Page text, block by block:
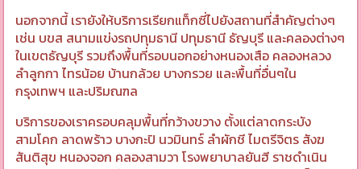
นอกจากนี้ เรายังให้บริการเรียกแท็กซี่ไปยังสถานที่สำคัญต่างๆ
เช่น บขส สนามแข่งรถปทุมธานี ปทุมธานี ธัญบุรี และคลองต่างๆ
ในเขตธัญบุรี รวมถึงพื้นที่รอบนอกอย่างหนองเสือ คลองหลวง
ลำลูกกา ไทรน้อย บ้านกล้วย บางกรวย และพื้นที่อื่นๆใน
กรุงเทพฯ และปริมณฑล
บริการของเราครอบคลุมพื้นที่กว้างขวาง ตั้งแต่ลาดกระบัง
สามโคก ลาดพร้าว บางกะปิ นวมินทร์ ลำผักชี ไมตรีจิตร สังฆ
สันติสุข หนองจอก คลองสามวา โรงพยาบาลยันฮี ราชดำเนิน